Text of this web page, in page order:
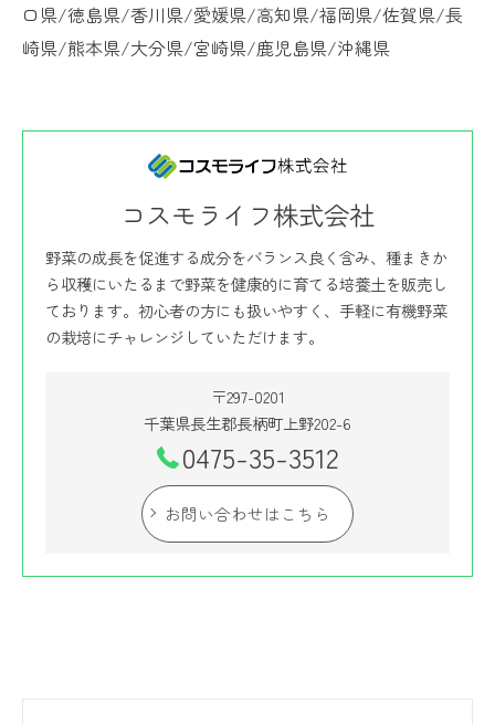
口県/徳島県/香川県/愛媛県/高知県/福岡県/佐賀県/長
崎県/熊本県/大分県/宮崎県/鹿児島県/沖縄県
コスモライフ株式会社
野菜の成長を促進する成分をバランス良く含み、種まきか
ら収穫にいたるまで野菜を健康的に育てる培養土を販売し
ております。初心者の方にも扱いやすく、手軽に有機野菜
の栽培にチャレンジしていただけます。
〒297-0201
千葉県長生郡長柄町上野202-6
0475-35-3512
お問い合わせはこちら